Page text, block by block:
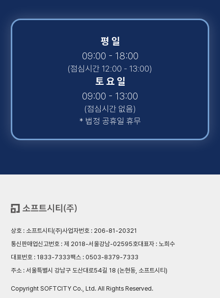
평 일
09:00 - 18:00
(점심시간 12:00 - 13:00)
토 요 일
09:00 - 13:00
(점심시간 없음)
* 법정 공휴일 휴무
상호 : 소프트시티(주)사업자번호 : 206-81-20321
통신판매업신고번호 : 제 2018-서울강남-02595호대표자 : 노희수
대표번호 : 1833-7333팩스 : 0503-8379-7333
주소 : 서울특별시 강남구 도산대로54길 18 (논현동, 소프트시티)
Copyright SOFTCITY Co., Ltd. All Rights Reserved.